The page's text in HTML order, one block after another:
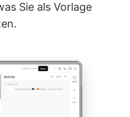
Sie als Vorlage